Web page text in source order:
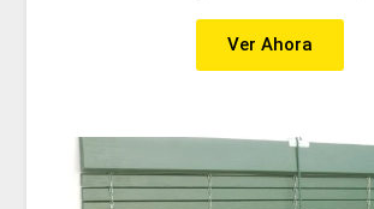
Ver Ahora